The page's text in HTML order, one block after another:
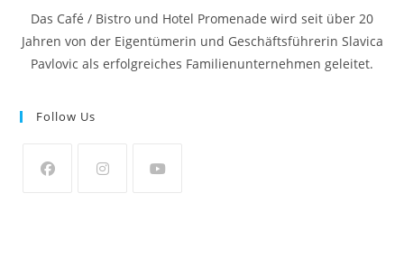
Das Café / Bistro und Hotel Promenade wird seit über 20
Jahren von der Eigentümerin und Geschäftsführerin Slavica
Pavlovic als erfolgreiches Familienunternehmen geleitet.
Follow Us